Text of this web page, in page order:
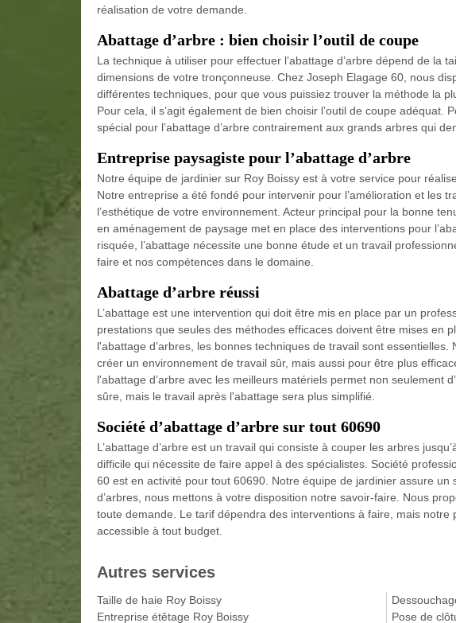
réalisation de votre demande.
Abattage d’arbre : bien choisir l’outil de coupe
La technique à utiliser pour effectuer l’abattage d’arbre dépend de la
dimensions de votre tronçonneuse. Chez Joseph Elagage 60, nous
différentes techniques, pour que vous puissiez trouver la méthode la
Pour cela, il s’agit également de bien choisir l’outil de coupe adéquat.
spécial pour l’abattage d’arbre contrairement aux grands arbres qui
Entreprise paysagiste pour l’abattage d’arbre
Notre équipe de jardinier sur Roy Boissy est à votre service pour
Notre entreprise a été fondé pour intervenir pour l’amélioration et les
l’esthétique de votre environnement. Acteur principal pour la bonne
en aménagement de paysage met en place des interventions pour
risquée, l’abattage nécessite une bonne étude et un travail
faire et nos compétences dans le domaine.
Abattage d’arbre réussi
L’abattage est une intervention qui doit être mis en place par un
prestations que seules des méthodes efficaces doivent être mises en
l'abattage d’arbres, les bonnes techniques de travail sont
créer un environnement de travail sûr, mais aussi pour être plus
l'abattage d’arbre avec les meilleurs matériels permet non seulement
sûre, mais le travail après l'abattage sera plus simplifié.
Société d’abattage d’arbre sur tout 60690
L’abattage d’arbre est un travail qui consiste à couper les arbres
difficile qui nécessite de faire appel à des spécialistes. Société
60 est en activité pour tout 60690. Notre équipe de jardinier assure un
d’arbres, nous mettons à votre disposition notre savoir-faire. Nous
toute demande. Le tarif dépendra des interventions à faire, mais notre
accessible à tout budget.
Autres services
Taille de haie Roy Boissy
Entreprise étêtage Roy Boissy
Pose de